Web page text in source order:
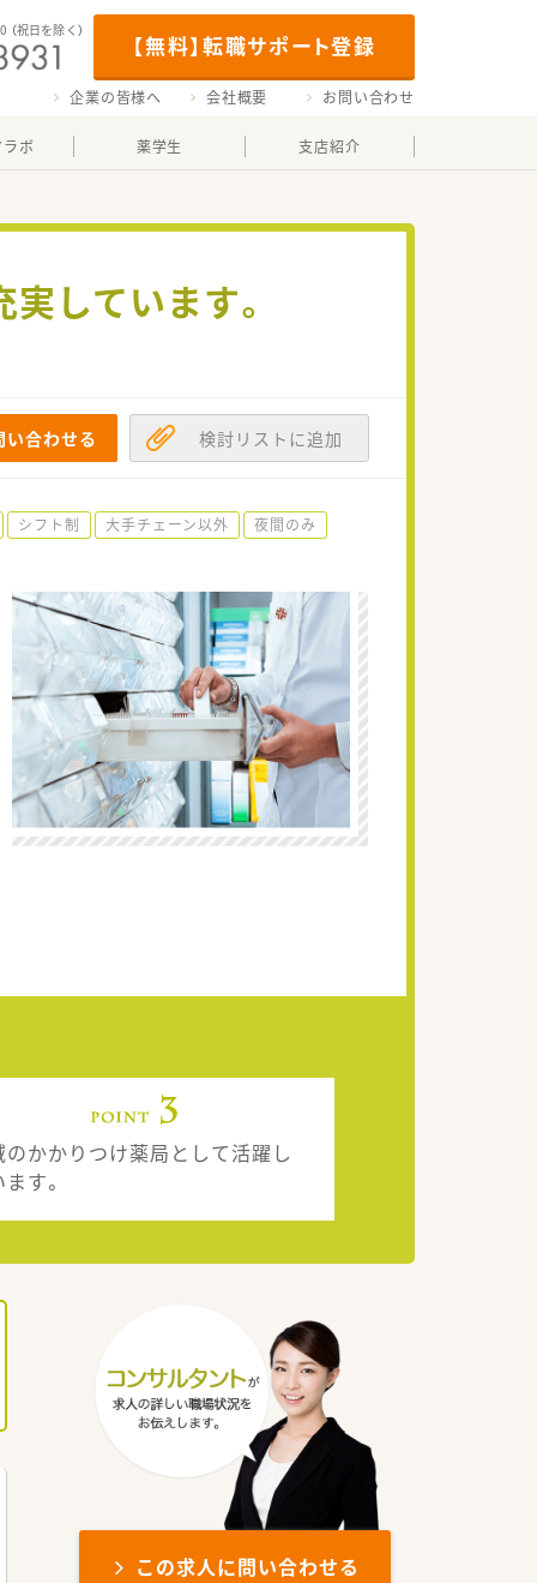
【無料】転職サポート登録
（祝日を除く）
企業の皆様へ 会社概要 お問い合わせ
ボ 薬学生 支店紹介
実しています。
い合わせる 検討リストに追加
シフト制 大手チェーン以外
夜間のみ
のかかりつけ薬局として活躍し
す。
この求人に問い合わせる